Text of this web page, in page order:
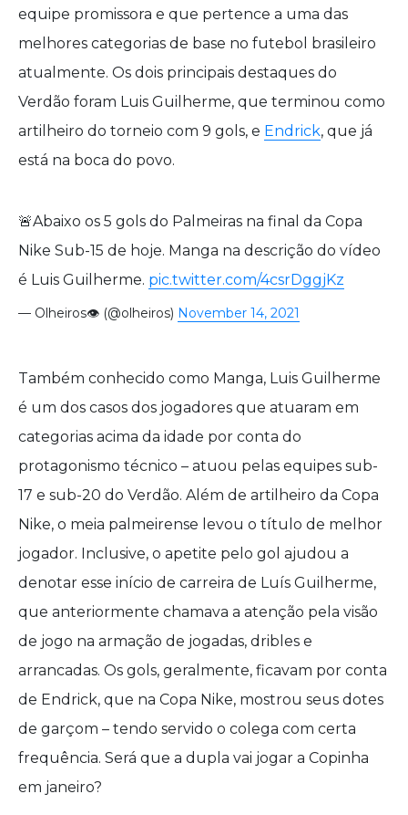
equipe promissora e que pertence a uma das
melhores categorias de base no futebol brasileiro
atualmente. Os dois principais destaques do
Verdão foram Luis Guilherme, que terminou como
artilheiro do torneio com 9 gols, e Endrick, que já
está na boca do povo.
🚨Abaixo os 5 gols do Palmeiras na final da Copa
Nike Sub-15 de hoje. Manga na descrição do vídeo
é Luis Guilherme. pic.twitter.com/4csrDggjKz
— Olheiros👁️ (@olheiros) November 14, 2021
Também conhecido como Manga, Luis Guilherme
é um dos casos dos jogadores que atuaram em
categorias acima da idade por conta do
protagonismo técnico – atuou pelas equipes sub-
17 e sub-20 do Verdão. Além de artilheiro da Copa
Nike, o meia palmeirense levou o título de melhor
jogador. Inclusive, o apetite pelo gol ajudou a
denotar esse início de carreira de Luís Guilherme,
que anteriormente chamava a atenção pela visão
de jogo na armação de jogadas, dribles e
arrancadas. Os gols, geralmente, ficavam por conta
de Endrick, que na Copa Nike, mostrou seus dotes
de garçom – tendo servido o colega com certa
frequência. Será que a dupla vai jogar a Copinha
em janeiro?